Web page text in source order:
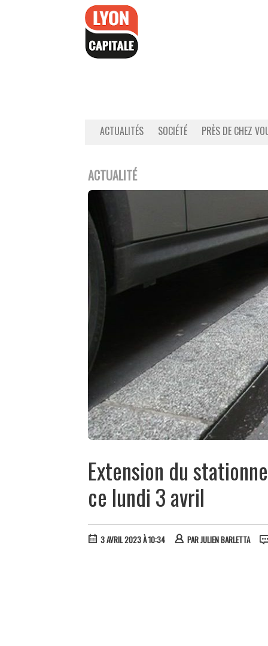
ACTUALITÉS SOCIÉTÉ PRÈS DE CHEZ
ACTUALITÉ
Extension du
ce lundi 3 avril
3 AVRIL 2023 À 10:34 PARJULIEN BARLETTA